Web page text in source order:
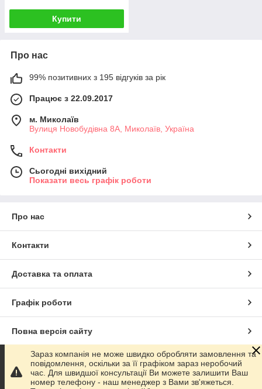
Купити
Про нас
99% позитивних з 195 відгуків за рік
Працює з 22.09.2017
м. Миколаїв
Вулиця Новобудівна 8А, Миколаїв, Україна
Контакти
Сьогодні вихідний
Показати весь графік роботи
Про нас
Контакти
Доставка та оплата
Графік роботи
Повна версія сайту
Сайт створено на маркетплейсіProm.ua
Зараз компанія не може швидко обробляти замовлення та
повідомлення, оскільки за її графіком зараз неробочий
час. Для швидшої консультації Ви можете залишити Ваш
номер телефону - наш менеджер з Вами зв'яжеться.